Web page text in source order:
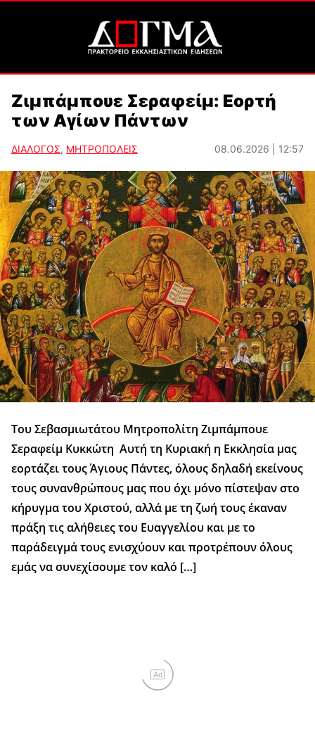
Ζιμπάμπουε Σεραφείμ: Eoρτή
των Αγίων Πάντων
ΔΙΑΛΟΓΟΣ, ΜΗΤΡΟΠΟΛΕΙΣ 08.06.2026 | 12:57
Του Σεβασμιωτάτου Μητροπολίτη Ζιμπάμπουε
Σεραφείμ Κυκκώτη Αυτή τη Κυριακή η Εκκλησία μας
εορτάζει τους Άγιους Πάντες, όλους δηλαδή εκείνους
τους συνανθρώπους μας που όχι μόνο πίστεψαν στο
κήρυγμα του Χριστού, αλλά με τη ζωή τους έκαναν
πράξη τις αλήθειες του Ευαγγελίου και με το
παράδειγμά τους ενισχύουν και προτρέπουν όλους
εμάς να συνεχίσουμε τον καλό […]
Ad